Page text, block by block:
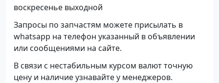
воскресенье выходной
Запросы по запчастям можете присылать в
whatsapp на телефон указанный в объявлении
или сообщениями на сайте.
В связи с нестабильным курсом валют точную
цену и наличие узнавайте у менеджеров.